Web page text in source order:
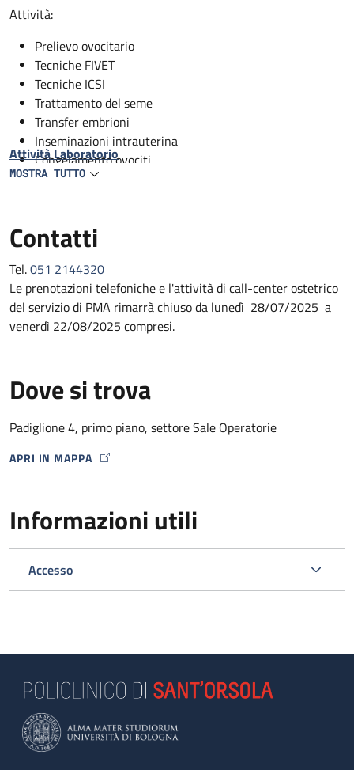
Descrizione
Attività:
Prelievo ovocitario
Tecniche FIVET
Tecniche ICSI
Trattamento del seme
Transfer embrioni
Inseminazioni intrauterina
Congelamento ovociti
Congelamento Embrioni
Scongelamento embrioni
Attività Laboratorio
MOSTRA TUTTO
Contatti
Tel.051 2144320
Le prenotazioni telefoniche e l'attività di call-center ostetrico
del servizio di PMA rimarrà chiuso da lunedì 28/07/2025 a
venerdì 22/08/2025 compresi.
Dove si trova
Padiglione 4, primo piano, settore Sale Operatorie
APRI IN MAPPA
MAP ICON
Informazioni utili
Accesso